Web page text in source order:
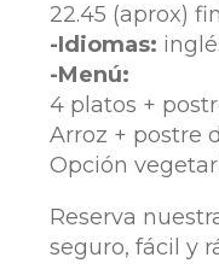
22.45 (aprox)
-Idiomas:
-Menú:
4 platos +
Arroz + postre
Opción
Reserva
seguro, fácil y